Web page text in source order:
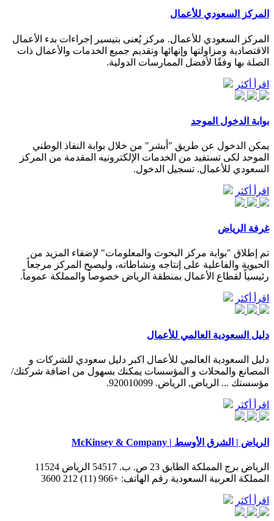
المركز السعودي للأعمال
المركز السعودي للأعمال. مركز يُعنى بتيسير إجراءات بدء الأعمال
الاقتصادية ومزاولتها وإنهائها وتقديم جميع الخدمات والأعمال ذات
الصلة بها وفقًا لأفضل الممارسات الدولية.
اقرأ أكثر
بوابة الدخول الموحد
يمكن الدخول عن طريق "أبشر" من خلال بوابة النفاذ الوطني
الموحد لكى تستفيد من الخدمات الإلكترونيه المقدمة من المركز
السعودي للأعمال. تسجيل الدخول.
اقرأ أكثر
غرفة الرياض
تم إطلاق "بوابة مركز البحوث والمعلومات" لإضفاء المزيد من
الحيوية والفاعلية على إنتاجه ونشاطاته، وليصبح المركز مرجعاً
رئيسياً لقطاع الأعمال بمنطقة الرياض خصوصاً والمملكة عموماً.
اقرأ أكثر
دليل السعودية العالمي للأعمال
دليل السعودية العالمي للأعمال اكبر دليل سعودي للشركات و
المصانع والمحلات و المؤسسات يمكنك بسهول من اضافة شركتك/
مؤسستك ... الرياض, الرياض. 920010099.
اقرأ أكثر
الرياض | الشرق الأوسط | McKinsey & Company
الرياض برج المملكة الطابق 23 ص. ب. 54517 الرياض 11524
المملكة العربية السعودية رقم الهاتف: +966 (11) 212 3600
اقرأ أكثر